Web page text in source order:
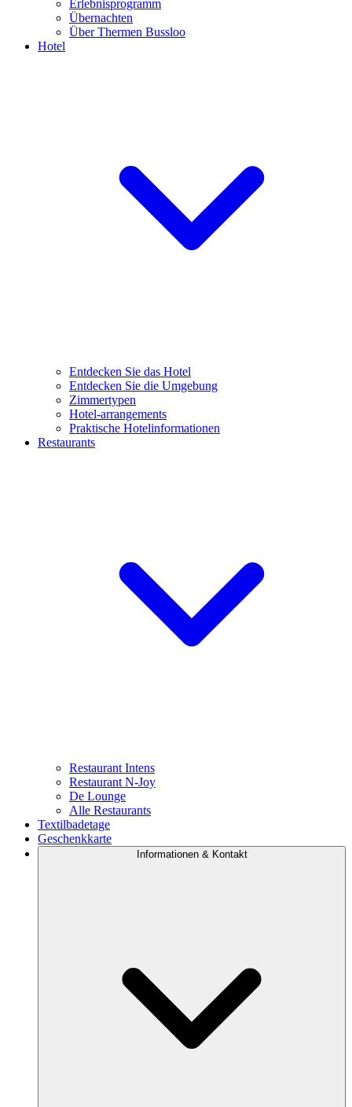
Erlebnisprogramm
Übernachten
Über Thermen Bussloo
Hotel
Entdecken Sie das Hotel
Entdecken Sie die Umgebung
Zimmertypen
Hotel-arrangements
Praktische Hotelinformationen
Restaurants
Restaurant Intens
Restaurant N-Joy
De Lounge
Alle Restaurants
Textilbadetage
Geschenkkarte
Informationen & Kontakt